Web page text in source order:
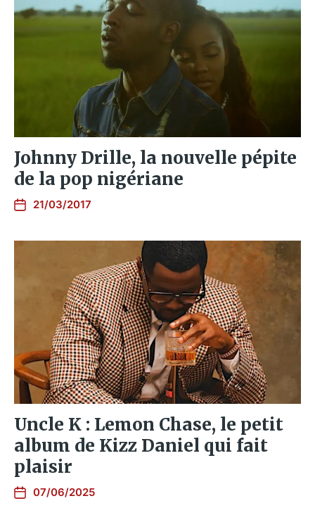
Johnny Drille, la nouvelle pépite
de la pop nigériane
21/03/2017
Uncle K : Lemon Chase, le petit
album de Kizz Daniel qui fait
plaisir
07/06/2025